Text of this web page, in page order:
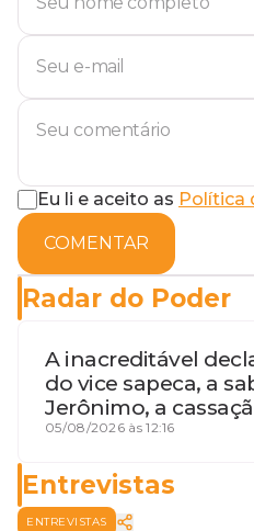
Eu li e aceito as Política
COMENTAR
Radar do Poder
A inacreditável
do vice sapeca, a
Jerônimo, a
desembargadora e
05/08/2026 às 12:16
Entrevistas
ENTREVISTAS